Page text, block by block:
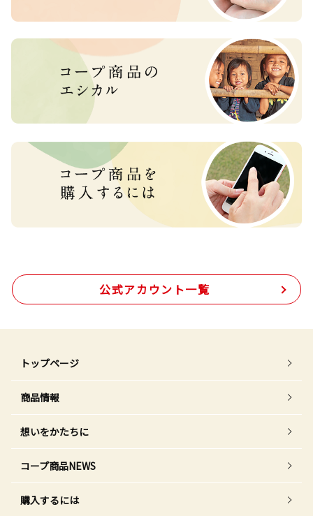
公式アカウント一覧
トップページ
商品情報
想いをかたちに
コープ商品NEWS
購入するには